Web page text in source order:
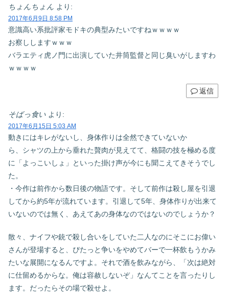
ちょんちょん より:
2017年6月9日 8:58 PM
意識高い系批評家モドキの典型みたいですねｗｗｗｗ
お察ししますｗｗｗ
バラエティ虎ノ門に出演していた井筒監督と同じ臭いがしますわ
ｗｗｗｗ
返信
そばっ食い より:
2017年6月15日 5:03 AM
動きにはキレがないし、身体作りは全然できていないか
ら、シャツの上から垂れた贅肉が見えてて、格闘の技を極める度
に「よっこいしょ」といった掛け声が今にも聞こえてきそうでし
た。
・今作は前作から数日後の物語です。そして前作は殺し屋を引退
してから約5年が流れています。引退して5年、身体作りが出来て
いないのでは無く、あえてあの身体なのではないのでしょうか？
散々、ナイフや銃で殺し合いをしていた二人なのにそこにお偉い
さんが登場すると、ぴたっと争いをやめてバーで一杯飲もうかみ
たいな展開になるんですよ。それで酒を飲みながら、「次は絶対
に仕留めるからな。俺は容赦しないぞ」なんてことを言ったりし
ます。だったらその場で殺せよ。